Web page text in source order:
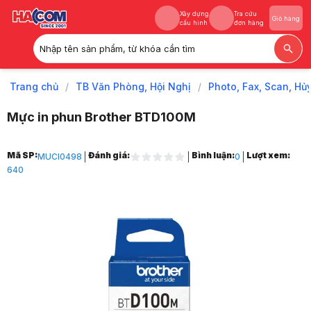
Xây dựng
cấu hình
Tra cứu
đơn hàng
Giỏ hàng
Nhập tên sản phẩm, từ khóa cần tìm
Xây dựng
Tra cứu
Trang chủ / TB Văn Phòng, Hội Nghị / Photo, Fax, Scan,
Mực in phun Brother BTD100M
Trang chủ
1
Mực Chính Hãng Brother
Mã SP:MUCI0498 Đánh giá: Bình luận:0
Lượt xem:
640